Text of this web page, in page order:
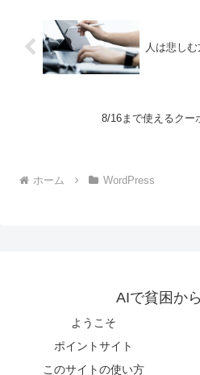
人は悲し
8/16まで使えるクー
ホーム WordPress
AIで貧困か
ようこそ
ポイントサイト
このサイトの使い方